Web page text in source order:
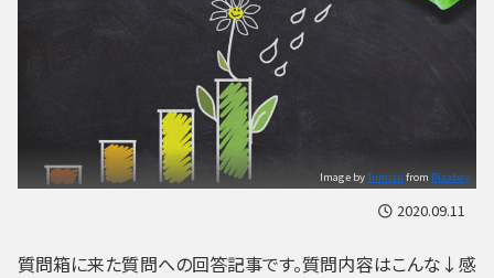
Image byTumisu from Pixabay
2020.09.11
質問箱に来た質問への回答記事です。質問内容はこんな↓感